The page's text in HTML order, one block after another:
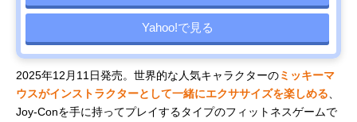
Yahoo!で見る
2025年12月11日発売。世界的な人気キャラクターのミッキーマ
ウスがインストラクターとして一緒にエクササイズを楽しめる
Joy-Conを手に持ってプレイするタイプのフィットネスゲームで